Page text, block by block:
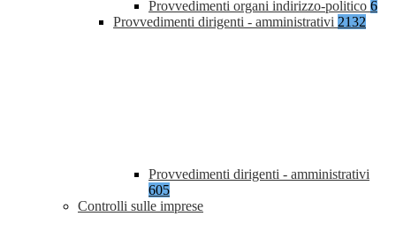
Provvedimenti organi indirizzo-politico 6
Provvedimenti dirigenti - amministrativi 2132
Provvedimenti dirigenti - amministrativi
605
Controlli sulle imprese